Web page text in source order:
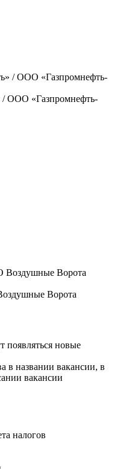
/ ООО «Газпромнефть-
Ворота
появляться новые
в названии вакансии, в
вакансии
налогов